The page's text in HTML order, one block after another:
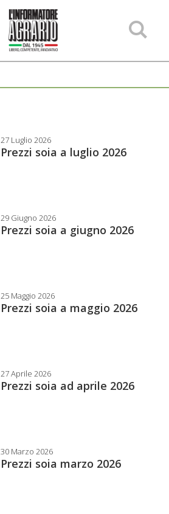
27 Luglio 2026
Prezzi soia a luglio 2026
29 Giugno 2026
Prezzi soia a giugno 2026
25 Maggio 2026
Prezzi soia a maggio 2026
27 Aprile 2026
Prezzi soia ad aprile 2026
30 Marzo 2026
Prezzi soia marzo 2026